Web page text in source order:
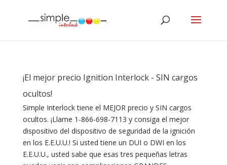
¡El mejor precio Ignition Interlock - SIN cargos
ocultos!
Simple Interlock tiene el MEJOR precio y SIN cargos
ocultos. ¡Llame 1-866-698-7113 y consiga el mejor
dispositivo del dispositivo de seguridad de la ignición
en los E.E.U.U.! Si usted tiene un DUI o DWI en los
E.E.U.U., usted sabe que esas tres pequeñas letras